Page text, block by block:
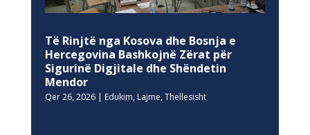
Të Rinjtë nga Kosova dhe Bosnja e
Hercegovina Bashkojnë Zërat për
Sigurinë Digjitale dhe Shëndetin
Mendor
Qer 26, 2026| Edukim, Lajme, Thellesisht